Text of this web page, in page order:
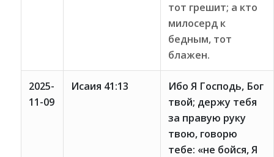
тот грешит; а кто
милосерд к
бедным, тот
блажен.
2025-
11-09
Исаия 41:13
Ибо Я Господь, Бог
твой; держу тебя
за правую руку
твою, говорю
тебе: «не бойся, Я